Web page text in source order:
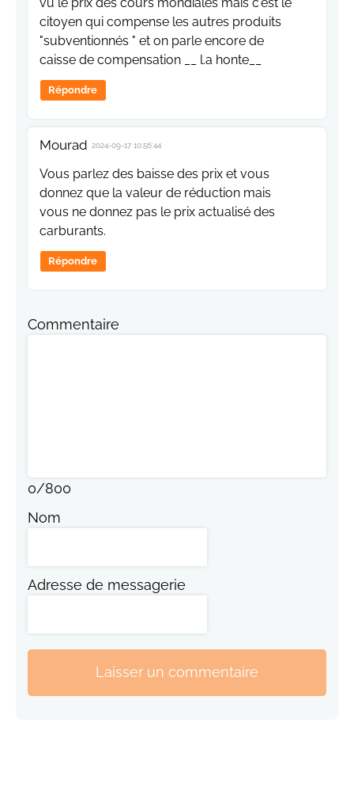
citoyen qui compense les autres produits
"subventionnés " et on parle encore de
caisse de compensation __ l.a honte__
Répondre
Mourad 2024-09-17 10:56:44
Vous parlez des baisse des prix et vous
donnez que la valeur de réduction mais
vous ne donnez pas le prix actualisé des
carburants.
Répondre
Commentaire
0/800
Nom
Adresse de messagerie
Laisser un commentaire